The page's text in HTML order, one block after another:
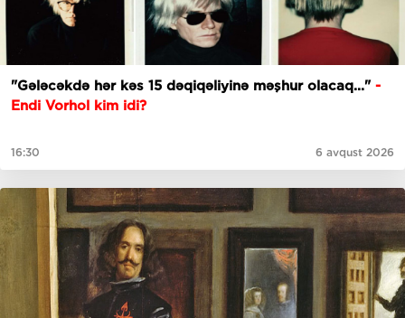
"Gələcəkdə hər kəs 15 dəqiqəliyinə məşhur olacaq..." -
Endi Vorhol kim idi?
16:30 6 avqust 2026